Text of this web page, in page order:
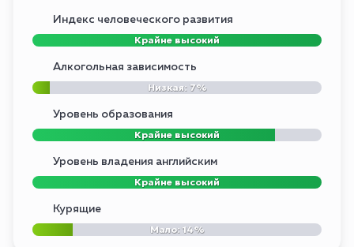
Индекс человеческого развития
Крайне высокий
Алкогольная зависимость
Низкая: 7%
Уровень образования
Крайне высокий
Уровень владения английским
Крайне высокий
Курящие
Мало: 14%